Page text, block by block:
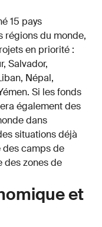
15 pays
régions du monde,
en priorité :
Salvador,
Népal,
Si les fonds
également des
dans
situations déjà
camps de
des zones de
et